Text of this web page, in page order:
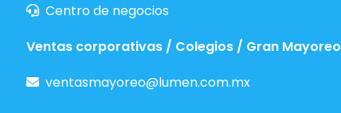
Centro de negocios
Ventas corporativas / Colegios / Gran Mayoreo
ventasmayoreo@lumen.com.mx